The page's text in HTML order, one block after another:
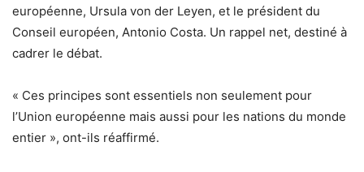
européenne, Ursula von der Leyen, et le président du
Conseil européen, Antonio Costa. Un rappel net, destiné à
cadrer le débat.
« Ces principes sont essentiels non seulement pour
l’Union européenne mais aussi pour les nations du monde
entier », ont-ils réaffirmé.